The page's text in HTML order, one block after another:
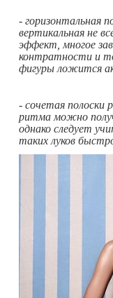
- горизонтальная
вертикальная не
эффект, многое
контратности и
фигуры ложится
- сочетая полоски
ритма можно
однако следует
таких луков